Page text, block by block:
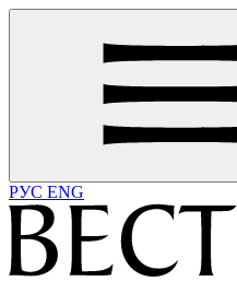
РУС ENG